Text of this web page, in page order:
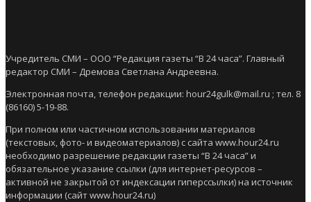
Учредитель СМИ – ООО “Редакция газеты “В 24 часа”. Главный
редактор СМИ – Дремова Светлана Андреевна.
Электронная почта, телефон редакции: hour24gulk@mail.ru ; тел. 8
(86160) 5-19-88.
При полном или частичном использовании материалов
(текстовых, фото- и видеоматериалов) с сайта www.hour24.ru
необходимо разрешение редакции газеты “В 24 часа” и
обязательное указание ссылки (для интернет-ресурсов –
активной не закрытой от индексации гиперссылки) на источник
информации (сайт www.hour24.ru)